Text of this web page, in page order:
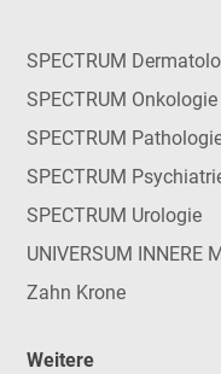
SPECTRUM
SPECTRUM Onkologie
SPECTRUM
SPECTRUM
SPECTRUM Urologie
UNIVERSUM INNERE
Zahn Krone
Weitere